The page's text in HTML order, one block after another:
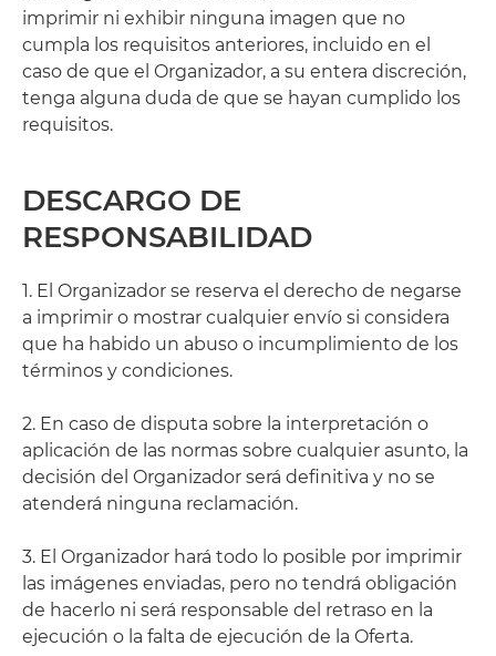
imprimir ni exhibir ninguna imagen que no
cumpla los requisitos anteriores, incluido en el
caso de que el Organizador, a su entera discreción,
tenga alguna duda de que se hayan cumplido los
requisitos.
DESCARGO DE
RESPONSABILIDAD
1. El Organizador se reserva el derecho de negarse
a imprimir o mostrar cualquier envío si considera
que ha habido un abuso o incumplimiento de los
términos y condiciones.
2. En caso de disputa sobre la interpretación o
aplicación de las normas sobre cualquier asunto, la
decisión del Organizador será definitiva y no se
atenderá ninguna reclamación.
3. El Organizador hará todo lo posible por imprimir
las imágenes enviadas, pero no tendrá obligación
de hacerlo ni será responsable del retraso en la
ejecución o la falta de ejecución de la Oferta.